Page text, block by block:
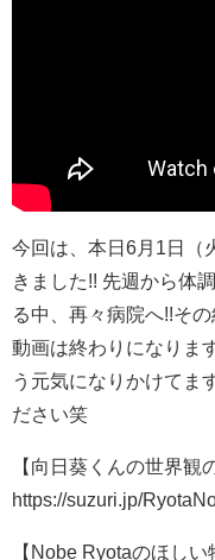
今回は、本日6月1日（
きました!! 先週から体
る中、再々病院へ!!そ
動画は終わりになりま
う元気になりかけてま
ださい笑
【向日葵くんの世界観
https://suzuri.jp/
【Nobe Ryotaのほしい